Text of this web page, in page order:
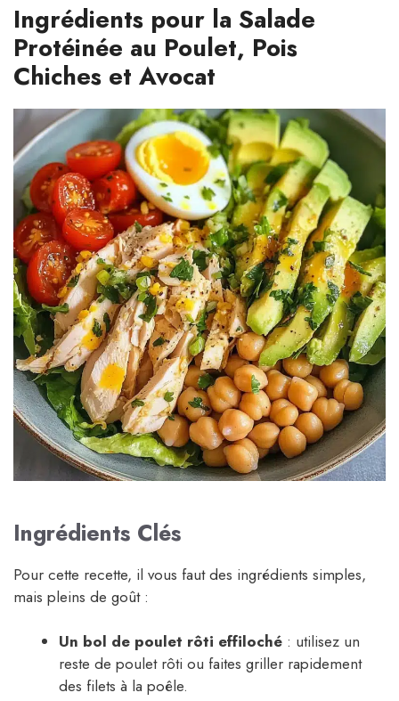
Ingrédients pour la Salade
Protéinée au Poulet, Pois
Chiches et Avocat
Ingrédients Clés
Pour cette recette, il vous faut des ingrédients simples,
mais pleins de goût :
Un bol de poulet rôti effiloché : utilisez un
reste de poulet rôti ou faites griller rapidement
des filets à la poêle.